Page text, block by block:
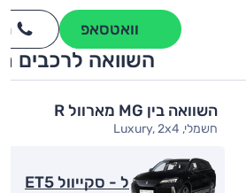
וואטסאפ
השוואה לרכבים
השוואה בין MG מארוול R
חשמלי, Luxury, 2x4
ל - סקייוול ET5